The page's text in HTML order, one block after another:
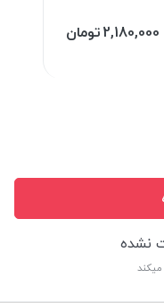
2,180,000تومان
نشده